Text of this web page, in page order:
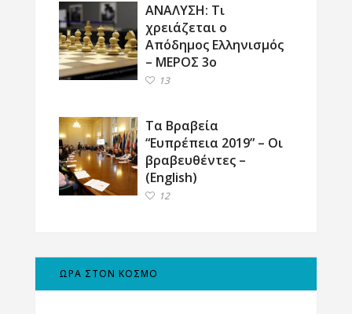
ΑΝΑΛΥΣΗ: Τι
χρειάζεται ο
Απόδημος Ελληνισμός
– ΜΕΡΟΣ 3ο
13
Τα Βραβεία
“Ευπρέπεια 2019” – Οι
βραβευθέντες –
(English)
12
ΩΡΑ ΣΤΟΝ ΚΟΣΜΟ